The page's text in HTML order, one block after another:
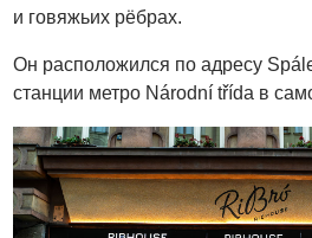
и говяжьих рёбрах.
Он расположился по адресу
станции метро Národní třída в